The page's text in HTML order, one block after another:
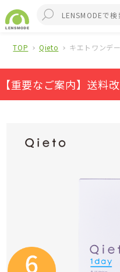
TOP Qieto キエトワンデ
【重要なご案内】送料